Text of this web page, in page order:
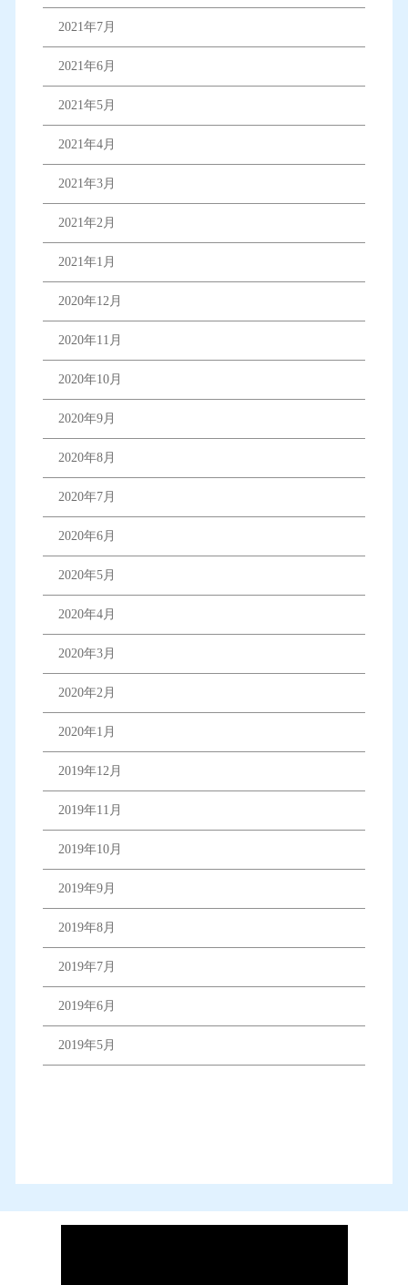
2021年7月
2021年6月
2021年5月
2021年4月
2021年3月
2021年2月
2021年1月
2020年12月
2020年11月
2020年10月
2020年9月
2020年8月
2020年7月
2020年6月
2020年5月
2020年4月
2020年3月
2020年2月
2020年1月
2019年12月
2019年11月
2019年10月
2019年9月
2019年8月
2019年7月
2019年6月
2019年5月